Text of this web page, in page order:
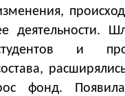
деятельности.
и
фонд.